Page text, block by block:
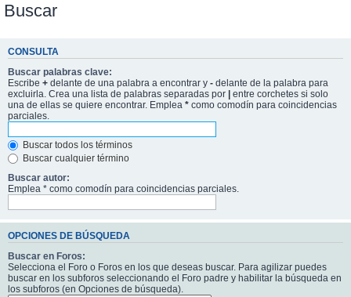
Buscar
CONSULTA
Buscar palabras clave:
Escribe + delante de una palabra a encontrar y - delante de la palabra para
excluirla. Crea una lista de palabras separadas por | entre corchetes si solo
una de ellas se quiere encontrar. Emplea * como comodín para coincidencias
parciales.
Buscar todos los términos
Buscar cualquier término
Buscar autor:
Emplea * como comodín para coincidencias parciales.
OPCIONES DE BÚSQUEDA
Buscar en Foros:
Selecciona el Foro o Foros en los que deseas buscar. Para agilizar puedes
buscar en los subforos seleccionando el Foro padre y habilitar la búsqueda en
los subforos (en Opciones de búsqueda).